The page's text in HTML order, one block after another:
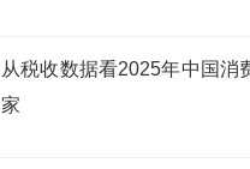
从税收数据看2025年中国消
家